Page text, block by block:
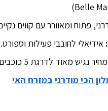
פתוח ומאוורר עם קווים
אידיאלי לחובבי פעילות
מאוד לדרגת 5 כוכבים.
הכי מודרני במזרח האי